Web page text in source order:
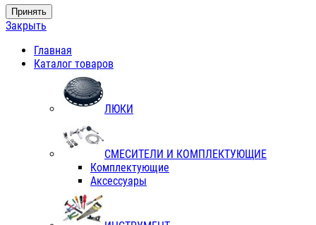
Принять
Закрыть
Главная
Каталог товаров
ЛЮКИ
СМЕСИТЕЛИ И КОМПЛЕКТУЮЩИЕ
Комплектующие
Аксессуары